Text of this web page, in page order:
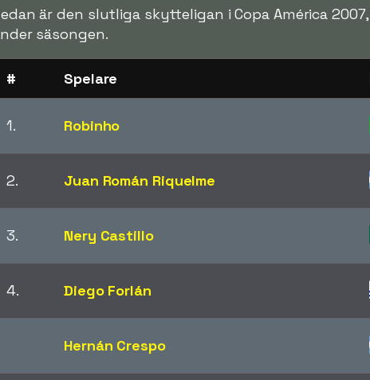
är den slutliga skytteligan i Copa América
säsongen.
# Spelare
1. Robinho
2. Juan Román Riquelme
3. Nery Castillo
4. Diego Forlán
Hernán Crespo